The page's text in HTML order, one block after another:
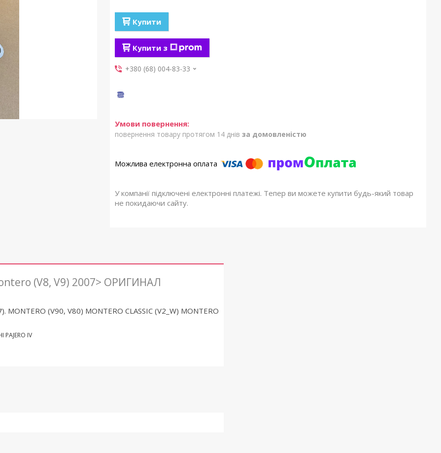
Купити
Купити з
+380 (68) 004-83-33
повернення товару протягом 14 днів за домовленістю
У компанії підключені електронні платежі. Тепер ви можете купити будь-який товар
не покидаючи сайту.
(V8, V9) 2007> ОРИГИНАЛ
). MONTERO (V90, V80) MONTERO CLASSIC (V2_W) MONTERO
IV